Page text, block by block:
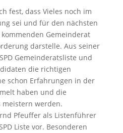
fest, dass Vieles noch im
sei und für den nächsten
Gemeinderat
darstelle. Aus seiner
Gemeinderatsliste und
die richtigen
schon Erfahrungen in der
haben und die
werden.
Pfeuffer als Listenführer
Liste vor. Besonderen